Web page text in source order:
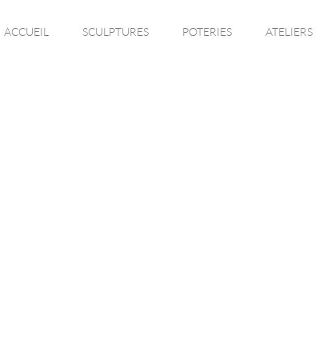
ACCUEIL SCULPTURES POTERIES ATELIERS